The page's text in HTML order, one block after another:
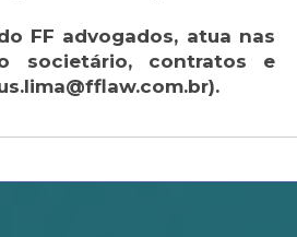
FF advogados, atua nas
societário, contratos e